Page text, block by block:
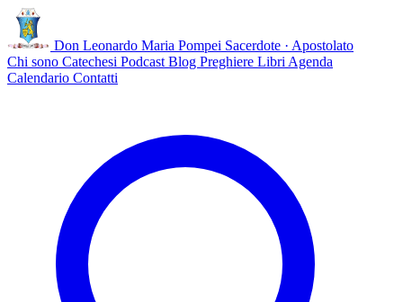
Don Leonardo Maria Pompei Sacerdote · Apostolato
Chi sono Catechesi Podcast Blog Preghiere Libri Agenda
Calendario Contatti